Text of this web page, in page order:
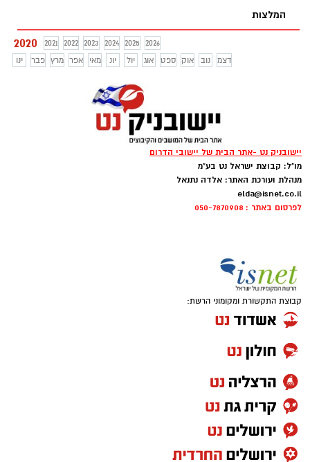
המלצות
2020 2021 2022 2023 2024 2025
2026
ינו
פבר מרץ אפר מאי יונ יול אוג ספט אוק נוב דצמ
יישובניק נט -אתר הבית של יישובי הדרום
מו"ל: קבוצת ישראל נט בע"מ
מנהלת ועורכת האתר: אלדה נתנאל
elda@isnet.co.il
לפרסום באתר : 050-7870908
קבוצת התקשורת ומקומוני הרשת: